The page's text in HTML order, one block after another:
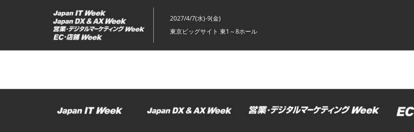
ッ
2027/4/7(水)-9(金)
東京ビッグサイト 東1～8ホール